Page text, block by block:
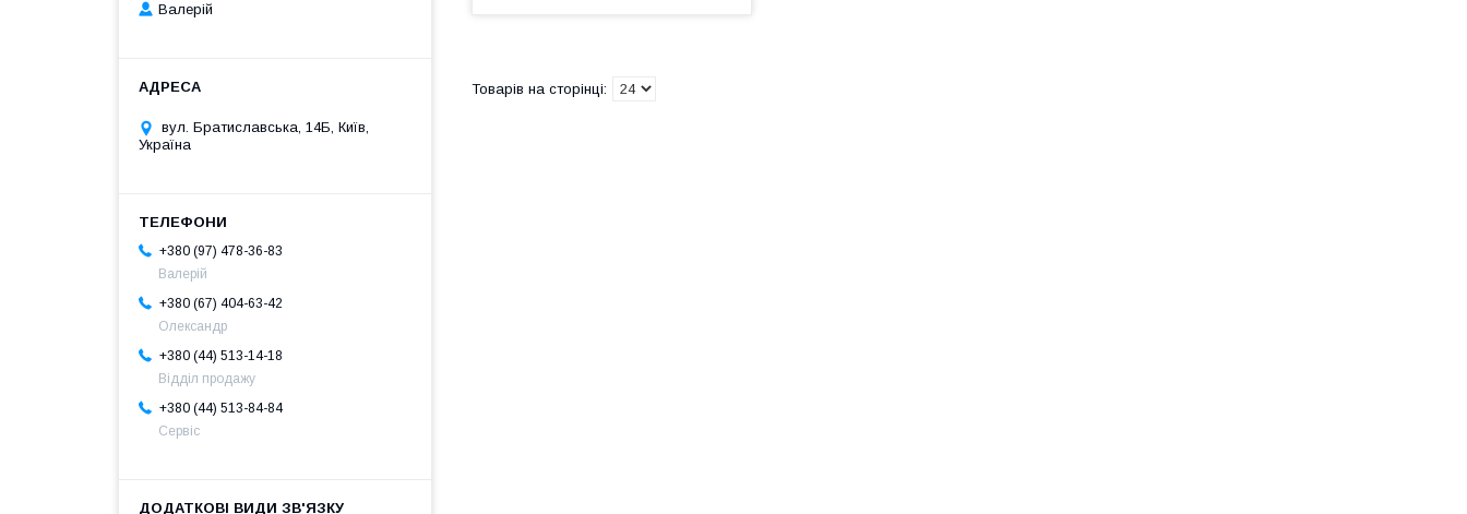
Валерій
вул. Братиславська, 14Б, Київ,
Україна
+380 (97) 478-36-83
Валерій
+380 (67) 404-63-42
Олександр
+380 (44) 513-14-18
Відділ продажу
+380 (44) 513-84-84
Сервіс